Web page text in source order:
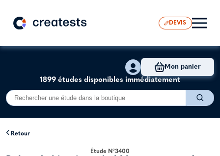
DEVIS
1899 études disponibles immédiatement
Mon panier
Retour
Étude N°3400